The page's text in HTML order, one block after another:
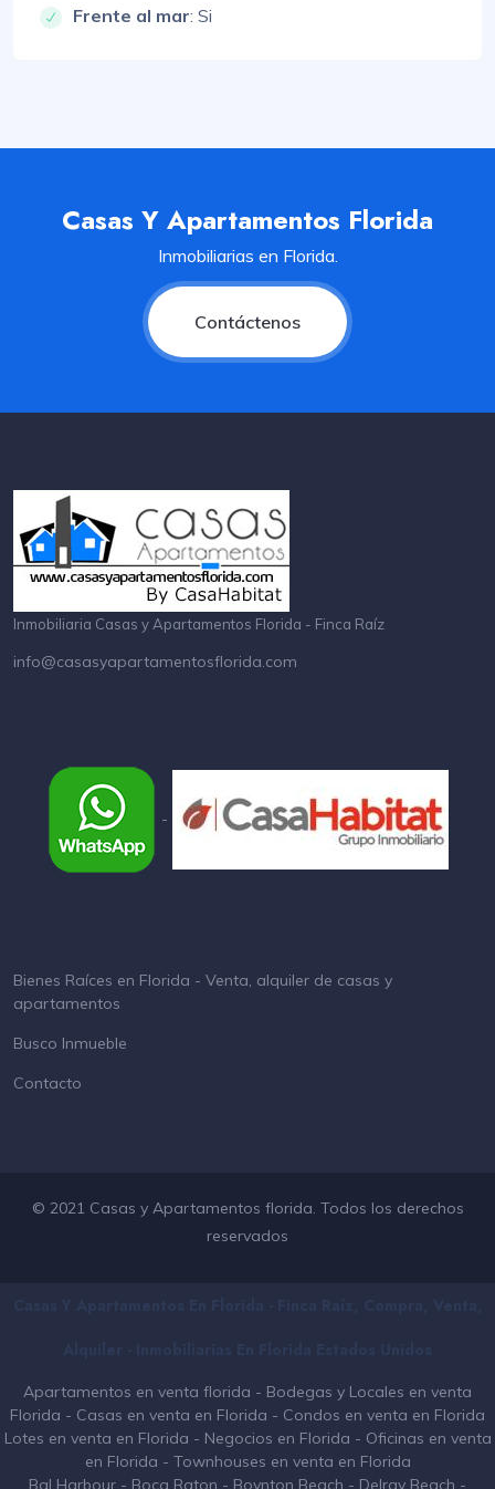
Frente al mar: Si
Casas Y Apartamentos Florida
Inmobiliarias en Florida.
Contáctenos
Inmobiliaria Casas y Apartamentos Florida - Finca Raíz
info@casasyapartamentosflorida.com
-
Bienes Raíces en Florida - Venta, alquiler de casas y
apartamentos
Busco Inmueble
Contacto
© 2021 Casas y Apartamentos florida. Todos los derechos
reservados
Apartamentos en venta florida - Bodegas y Locales en venta
Florida - Casas en venta en Florida - Condos en venta en Florida
Lotes en venta en Florida - Negocios en Florida - Oficinas en venta
en Florida - Townhouses en venta en Florida
Bal Harbour - Boca Raton - Boynton Beach - Delray Beach -